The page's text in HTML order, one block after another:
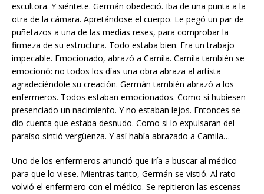
escultora. Y siéntete. Germán obedeció. Iba de una punta a la
otra de la cámara. Apretándose el cuerpo. Le pegó un par de
puñetazos a una de las medias reses, para comprobar la
firmeza de su estructura. Todo estaba bien. Era un trabajo
impecable. Emocionado, abrazó a Camila. Camila también se
emocionó: no todos los días una obra abraza al artista
agradeciéndole su creación. Germán también abrazó a los
enfermeros. Todos estaban emocionados. Como si hubiesen
presenciado un nacimiento. Y no estaban lejos. Entonces se
dio cuenta que estaba desnudo. Como si lo expulsaran del
paraíso sintió vergüenza. Y así había abrazado a Camila…
Uno de los enfermeros anunció que iría a buscar al médico
para que lo viese. Mientras tanto, Germán se vistió. Al rato
volvió el enfermero con el médico. Se repitieron las escenas